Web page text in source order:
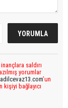
saldırı
yorumlar
’un
bağlayıcı